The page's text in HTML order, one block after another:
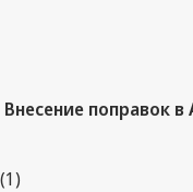
Внесение поправок в
(1)